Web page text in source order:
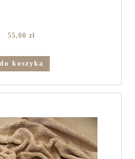
55,00 zł
do koszyka